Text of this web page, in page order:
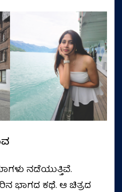
ನಡೆಯುತ್ತಿವೆ.
ಭಾಗದ ಕಥೆ. ಆ ಚಿತ್ರದ